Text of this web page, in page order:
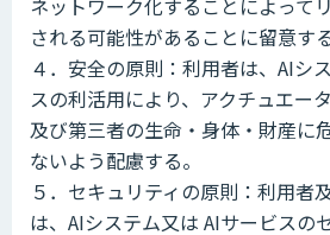
ネットワーク化することによって
される可能性があることに留意する
４．安全の原則：利用者は、AIシ
スの利活用により、アクチュエー
及び第三者の生命・身体・財産に
ないよう配慮する。
５．セキュリティの原則：利用者
は、AIシステム又は AIサービスの